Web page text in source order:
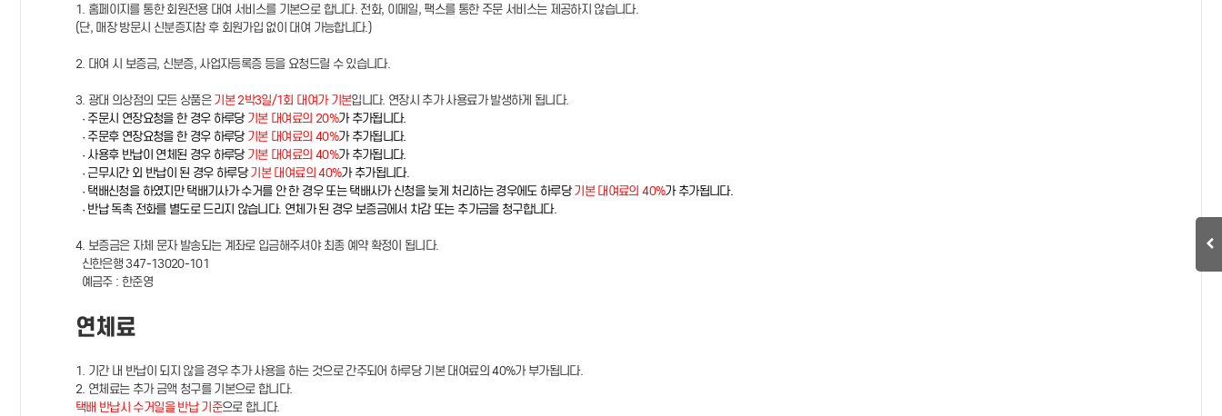
1. 홈페이지를 통한 회원전용 대여 서비스를 기본으로 합니다. 전화, 이메일, 팩스를 통한 주문 서비스는 제공하지 않습니다.
(단, 매장 방문시 신분증지참 후 회원가입 없이 대여 가능합니다.)
2. 대여 시 보증금, 신분증, 사업자등록증 등을 요청드릴 수 있습니다.
3. 광대 의상점의 모든 상품은기본 2박3일/1회 대여가 기본입니다. 연장시 추가 사용료가 발생하게 됩니다.
· 주문시 연장요청을 한 경우 하루당기본 대여료의 20%가 추가됩니다.
· 주문후 연장요청을 한 경우 하루당기본 대여료의 40%가 추가됩니다.
· 사용후 반납이 연체된 경우 하루당기본 대여료의 40%가 추가됩니다.
· 근무시간 외 반납이 된 경우 하루당기본 대여료의 40%가 추가됩니다.
· 택배신청을 하였지만 택배기사가 수거를 안 한 경우 또는 택배사가 신청을 늦게 처리하는 경우에도 하루당기본 대여료의 40%가 추가됩니다.
· 반납 독촉 전화를 별도로 드리지 않습니다. 연체가 된 경우 보증금에서 차감 또는 추가금을 청구합니다.
4. 보증금은 자체 문자 발송되는 계좌로 입금해주셔야 최종 예약 확정이 됩니다.
신한은행 347-13020-101
예금주 : 한준영
연체료
1. 기간 내 반납이 되지 않을 경우 추가 사용을 하는 것으로 간주되어 하루당 기본 대여료의 40%가 부가됩니다.
2. 연체료는 추가 금액 청구를 기본으로 합니다.
택배 반납시 수거일을 반납 기준으로 합니다.